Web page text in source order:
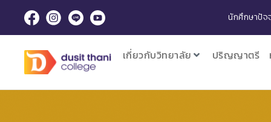
นักศึกษาปัจ
เกี่ยวกับวิทยาลัย ปริญญาตรี